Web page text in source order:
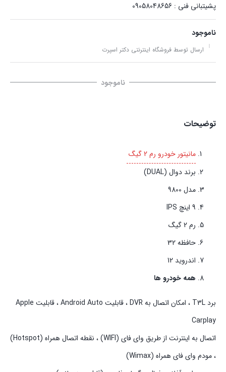
پشیتبانی فنی : 09058048656
ناموجود
ارسال توسط فروشگاه اینترنتی دکتر اسپرت
ناموجود
توضیحات
مانیتور خودرو رم 2 گیگ
برند دوال (DUAL)
مدل 9800
9 اینچ IPS
رم 2 گیگ
حافظه 32
اندروید 12
همه خودرو ها
برد T3L ، امکان اتصال به DVR ، قابلیت Android Auto ، قابلیت Apple
Carplay
اتصال به اینترنت از طریق وای فای (WIFI) ، نقطه اتصال همراه (Hotspot)
، مودم وای فای همراه (Wimax)